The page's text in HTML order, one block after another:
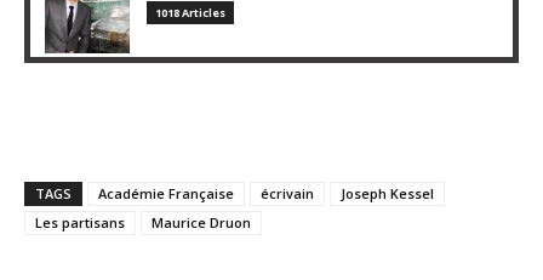
1018 Articles
TAGS Académie Française écrivain
Joseph Kessel
Les partisans
Maurice Druon